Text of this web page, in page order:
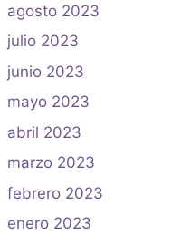
agosto 2023
julio 2023
junio 2023
mayo 2023
abril 2023
marzo 2023
febrero 2023
enero 2023